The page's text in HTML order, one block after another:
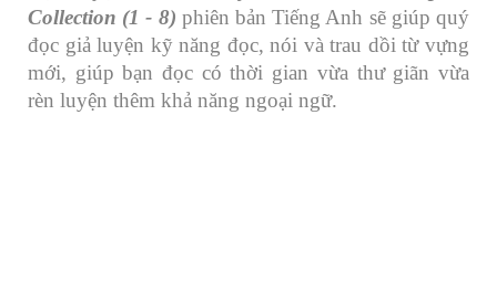
Collection (1 - 8) phiên bản Tiếng Anh sẽ giúp quý
đọc giả luyện kỹ năng đọc, nói và trau dồi từ vựng
mới, giúp bạn đọc có thời gian vừa thư giãn vừa
rèn luyện thêm khả năng ngoại ngữ.